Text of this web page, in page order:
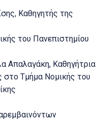
Καθηγητής της
του Πανεπιστημίου
Απαλαγάκη, Καθηγήτρια
Τμήμα Νομικής του